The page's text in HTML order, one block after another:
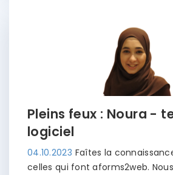
Pleins feux : Noura -
logiciel
04.10.2023 Faîtes la
celles qui font aforms2web.